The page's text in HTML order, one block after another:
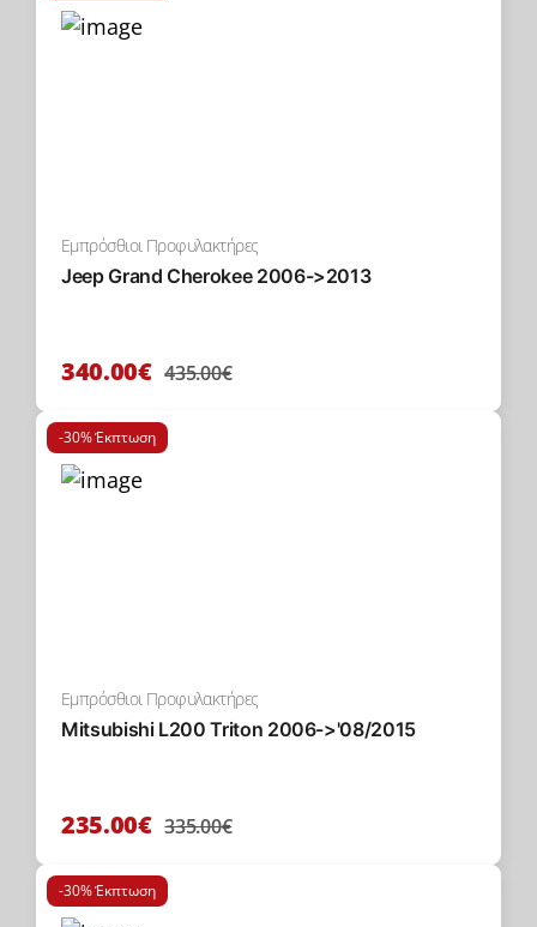
Εμπρόσθιοι Προφυλακτήρες
Jeep Grand Cherokee 2006->2013
340.00€ 435.00€
-30% Έκπτωση
Εμπρόσθιοι Προφυλακτήρες
Mitsubishi L200 Triton 2006->'08/2015
235.00€ 335.00€
-30% Έκπτωση